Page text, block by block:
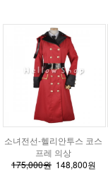
소녀전선-헬리안투스 코스
프레 의상
175,000원148,800원